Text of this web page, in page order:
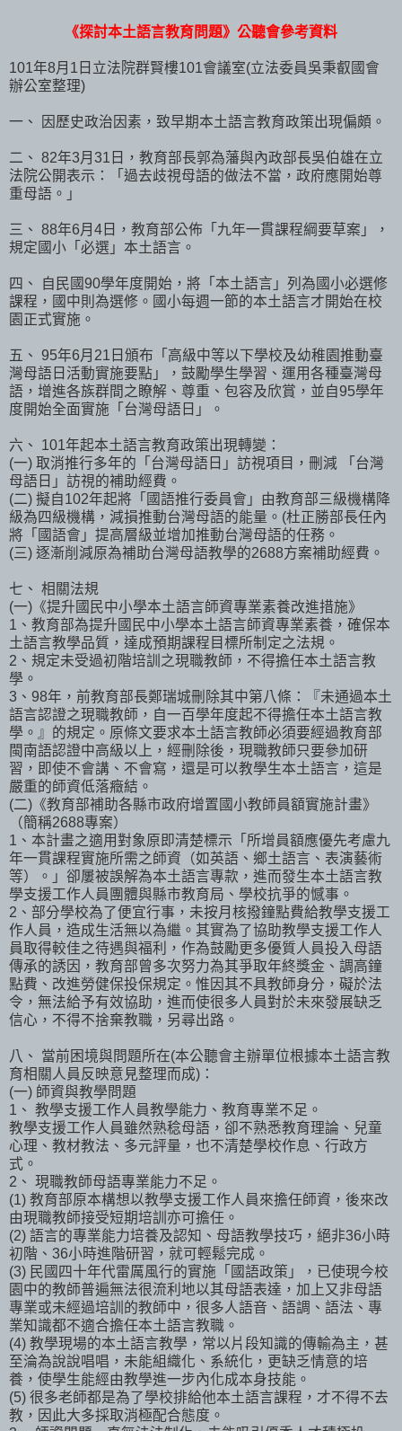
《探討本土語言教育問題》公聽會參考資料
101年8月1日立法院群賢樓101會議室(立法委員吳秉叡國會
辦公室整理)
一、 因歷史政治因素，致早期本土語言教育政策出現偏頗。
二、 82年3月31日，教育部長郭為藩與內政部長吳伯雄在立
法院公開表示：「過去歧視母語的做法不當，政府應開始尊
重母語。」
三、 88年6月4日，教育部公佈「九年一貫課程綱要草案」，
規定國小「必選」本土語言。
四、 自民國90學年度開始，將「本土語言」列為國小必選修
課程，國中則為選修。國小每週一節的本土語言才開始在校
園正式實施。
五、 95年6月21日頒布「高級中等以下學校及幼稚園推動臺
灣母語日活動實施要點」，鼓勵學生學習、運用各種臺灣母
語，增進各族群間之瞭解、尊重、包容及欣賞，並自95學年
度開始全面實施「台灣母語日」。
六、 101年起本土語言教育政策出現轉變：
(一) 取消推行多年的「台灣母語日」訪視項目，刪減 「台灣
母語日」訪視的補助經費。
(二) 擬自102年起將「國語推行委員會」由教育部三級機構降
級為四級機構，減損推動台灣母語的能量。(杜正勝部長任內
將「國語會」提高層級並增加推動台灣母語的任務。
(三) 逐漸削減原為補助台灣母語教學的2688方案補助經費。
七、 相關法規
(一)《提升國民中小學本土語言師資專業素養改進措施》
1、教育部為提升國民中小學本土語言師資專業素養，確保本
土語言教學品質，達成預期課程目標所制定之法規。
2、規定未受過初階培訓之現職教師，不得擔任本土語言教
學。
3、98年，前教育部長鄭瑞城刪除其中第八條：『未通過本土
語言認證之現職教師，自一百學年度起不得擔任本土語言教
學。』的規定。原條文要求本土語言教師必須要經過教育部
閩南語認證中高級以上，經刪除後，現職教師只要參加研
習，即使不會講、不會寫，還是可以教學生本土語言，這是
嚴重的師資低落癥結。
(二)《教育部補助各縣市政府增置國小教師員額實施計畫》
（簡稱2688專案）
1、本計畫之適用對象原即清楚標示「所增員額應優先考慮九
年一貫課程實施所需之師資（如英語、鄉土語言、表演藝術
等）。」卻屢被誤解為本土語言專款，進而發生本土語言教
學支援工作人員團體與縣市教育局、學校抗爭的憾事。
2、部分學校為了便宜行事，未按月核撥鐘點費給教學支援工
作人員，造成生活無以為繼。其實為了協助教學支援工作人
員取得較佳之待遇與福利，作為鼓勵更多優質人員投入母語
傳承的誘因，教育部曾多次努力為其爭取年終獎金、調高鐘
點費、改進勞健保投保規定。惟因其不具教師身分，礙於法
令，無法給予有效協助，進而使很多人員對於未來發展缺乏
信心，不得不捨棄教職，另尋出路。
八、 當前困境與問題所在(本公聽會主辦單位根據本土語言教
育相關人員反映意見整理而成)：
(一) 師資與教學問題
1、 教學支援工作人員教學能力、教育專業不足。
教學支援工作人員雖然熟稔母語，卻不熟悉教育理論、兒童
心理、教材教法、多元評量，也不清楚學校作息、行政方
式。
2、 現職教師母語專業能力不足。
(1) 教育部原本構想以教學支援工作人員來擔任師資，後來改
由現職教師接受短期培訓亦可擔任。
(2) 語言的專業能力培養及認知、母語教學技巧，絕非36小時
初階、36小時進階研習，就可輕鬆完成。
(3) 民國四十年代雷厲風行的實施「國語政策」，已使現今校
園中的教師普遍無法很流利地以其母語表達，加上又非母語
專業或未經過培訓的教師中，很多人語音、語調、語法、專
業知識都不適合擔任本土語言教職。
(4) 教學現場的本土語言教學，常以片段知識的傳輸為主，甚
至淪為說說唱唱，未能組織化、系統化，更缺乏情意的培
養，使學生能經由教學進一步內化成本身技能。
(5) 很多老師都是為了學校排給他本土語言課程，才不得不去
教，因此大多採取消極配合態度。